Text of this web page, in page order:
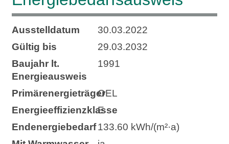
Ausstelldatum
30.03.2022
Gültig bis
29.03.2032
Baujahr lt.
Energieausweis
1991
PrimärenergieträgerOEL
Energie­effizienz­klasse
E
Endenergie­bedarf133.60 kWh/(m²·a)